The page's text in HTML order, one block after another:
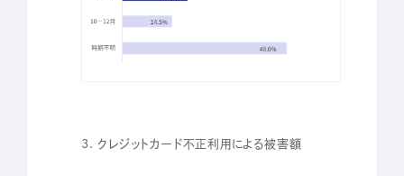
3. クレジットカード不正利用による被害額